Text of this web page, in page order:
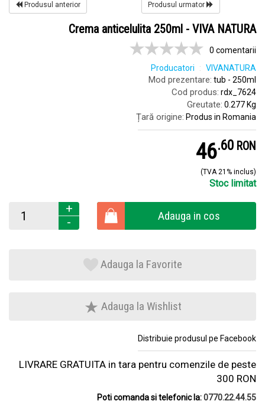
Produsul anterior Produsul urmator
Crema anticelulita 250ml - VIVA NATURA
0 comentarii
Producatori
VIVANATURA
Mod prezentare: tub - 250ml
Cod produs: rdx_7624
Greutate: 0.277 Kg
Țară origine: Produs in Romania
46.6 RON
(TVA 21% inclus)
Stoc limitat
+
-
Adauga in cos
Adauga la Favorite
Adauga la Wishlist
Distribuie produsul pe Facebook
LIVRARE GRATUITA in tara pentru comenzile de peste
300 RON
Poti comanda si telefonic la:0770.22.44.55